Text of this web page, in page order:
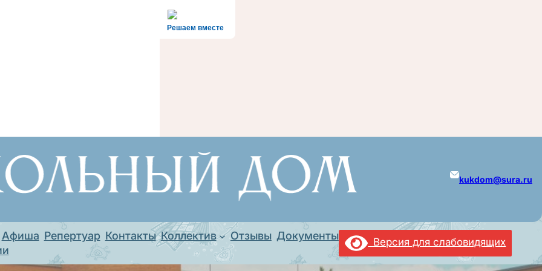
Решаем вместе
kukdom@sura.ru
Афиша Репертуар Контакты Коллектив Отзывы Документы
Версия для слабовидящих